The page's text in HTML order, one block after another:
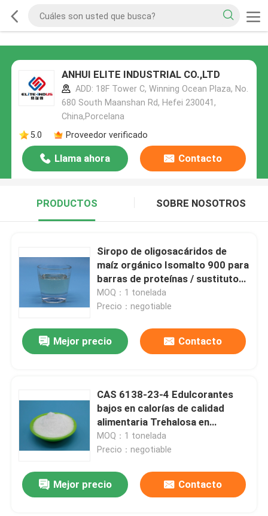
ANHUI ELITE INDUSTRIAL CO.,LTD
ADD: 18F Tower C, Winning Ocean Plaza, No.
680 South Maanshan Rd, Hefei 230041,
China,Porcelana
5.0
Proveedor verificado
Llama ahora Contacto
PRODUCTOS SOBRE NOSOTROS
Siropo de oligosacáridos de
maíz orgánico Isomalto 900 para
barras de proteínas / sustitutos
del azúcar
MOQ：1 tonelada
Precio：negotiable
Mejor precio Contacto
CAS 6138-23-4 Edulcorantes
bajos en calorías de calidad
alimentaria Trehalosa en
alimentos
MOQ：1 tonelada
Precio：negotiable
Mejor precio Contacto